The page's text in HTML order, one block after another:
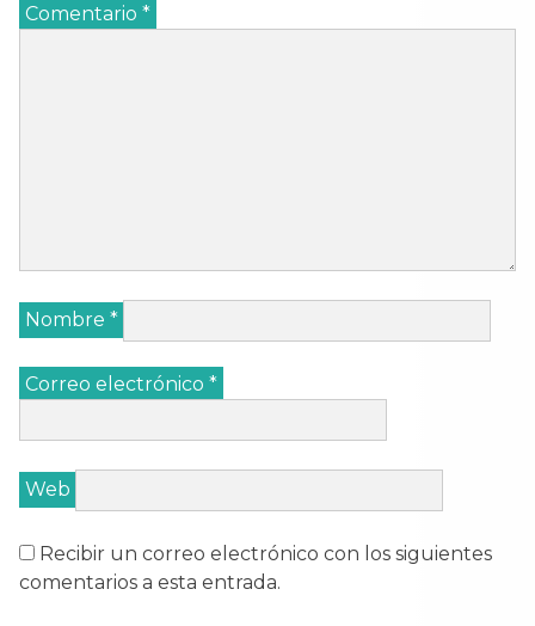
Comentario *
Nombre *
Correo electrónico *
Web
Recibir un correo electrónico con los siguientes
comentarios a esta entrada.